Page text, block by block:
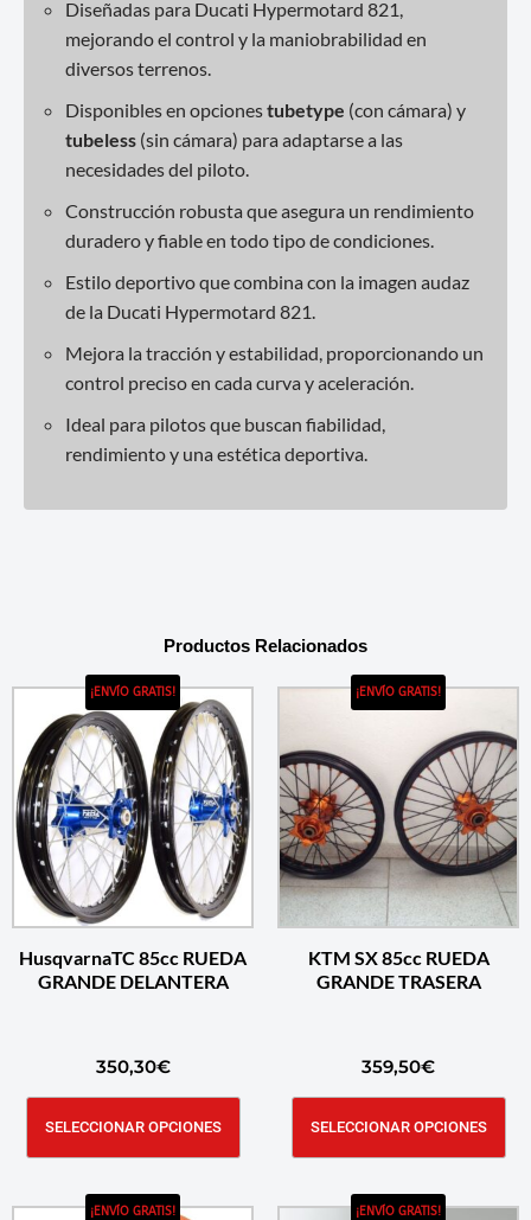
Diseñadas para Ducati Hypermotard 821,
mejorando el control y la maniobrabilidad en
diversos terrenos.
Disponibles en opcionestubetype (con cámara) y
tubeless (sin cámara) para adaptarse a las
necesidades del piloto.
Construcción robusta que asegura un rendimiento
duradero y fiable en todo tipo de condiciones.
Estilo deportivo que combina con la imagen audaz
de la Ducati Hypermotard 821.
Mejora la tracción y estabilidad, proporcionando un
control preciso en cada curva y aceleración.
Ideal para pilotos que buscan fiabilidad,
rendimiento y una estética deportiva.
Productos Relacionados
¡ENVÍO GRATIS!
HusqvarnaTC 85cc RUEDA
GRANDE DELANTERA
350,30€
SELECCIONAR OPCIONES
¡ENVÍO GRATIS!
KTM SX 85cc RUEDA
GRANDE TRASERA
359,50€
SELECCIONAR OPCIONES
¡ENVÍO GRATIS! ¡ENVÍO GRATIS!